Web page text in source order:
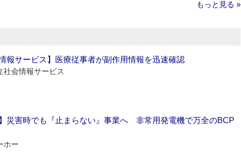
もっと見る »
報サービス】医療従事者が副作用情報を迅速確認
社会情報サービス
】災害時でも『止まらない』事業へ 非常用発電機で万全のBCP
ホー